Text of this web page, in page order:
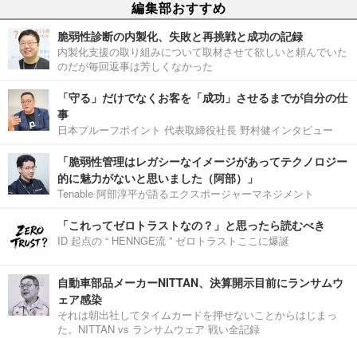
編集部おすすめ
脆弱性診断の内製化、失敗と再挑戦と成功の記録
内製化支援の取り組みについて取材させて欲しいと頼んでいた
のだが毎回返事は芳しくなかった
「守る」だけでなくお客を「成功」させるまでが自分の仕
事
日本プルーフポイント 代表取締役社長 野村健インタビュー
「脆弱性管理はレガシーなイメージがあってテクノロジー
的に魅力がないと思いました（阿部）」
Tenable 阿部淳平が語るエクスポージャーマネジメント
「これってゼロトラストなの？」と思ったら読むべき
ID 起点の “ HENNGE流 ” ゼロトラストここに爆誕
自動車部品メーカーNITTAN、決算開示目前にランサムウ
ェア感染
それは朝出社してタイムカードを押せないことからはじまっ
た。NITTAN vs ランサムウェア 戦い全記録